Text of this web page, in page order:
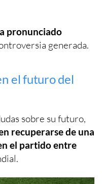
pronunciado
generada.
el futuro del
sobre su futuro,
recuperarse de una
el partido entre